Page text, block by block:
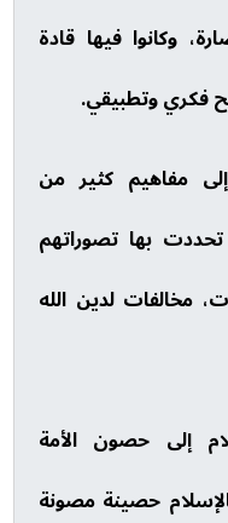
وكانوا فيها قادة
فكري وتطبيقي.
مفاهيم كثير من
بها تصوراتهم
مخالفات لدين الله
إلى حصون الأمة
حصينة مصونة